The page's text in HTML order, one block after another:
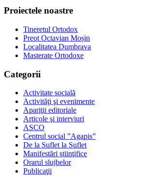
Proiectele noastre
Tineretul Ortodox
Preot Octavian Moșin
Localitatea Dumbrava
Masterate Ortodoxe
Categorii
Activitate socială
Activităţi şi evenimente
Apariţii editoriale
Articole şi interviuri
ASCO
Centrul social ”Agapis”
De la Suflet la Suflet
Manifestări ştiinţifice
Orarul slujbelor
Publicaţii